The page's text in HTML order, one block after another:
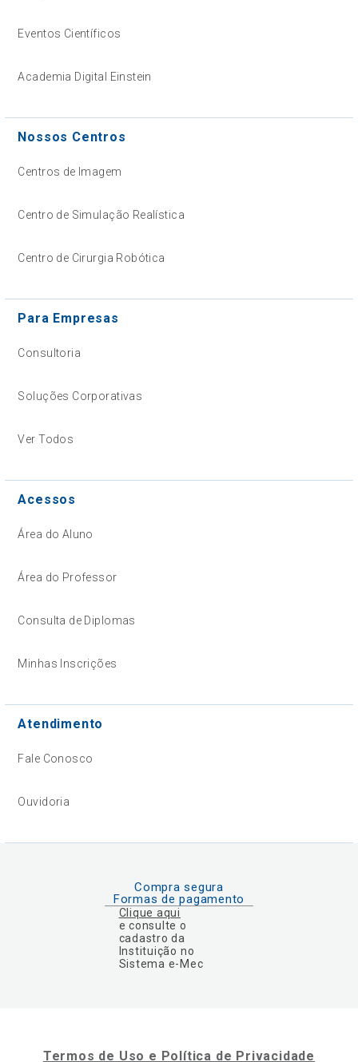
Eventos Científicos
Academia Digital Einstein
Nossos Centros
Centros de Imagem
Centro de Simulação Realística
Centro de Cirurgia Robótica
Para Empresas
Consultoria
Soluções Corporativas
Ver Todos
Acessos
Área do Aluno
Área do Professor
Consulta de Diplomas
Minhas Inscrições
Atendimento
Fale Conosco
Ouvidoria
Compra segura
Formas de pagamento
Clique aqui
e consulte o
cadastro da
Instituição no
Sistema e-Mec
Termos de Uso e Política de Privacidade